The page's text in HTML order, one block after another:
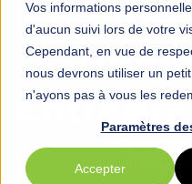
Vos informations
d'aucun suivi lors de votre
Cependant, en vue de
nous devrons utiliser un
n'ayons pas à vous les
Paramètres
Accepter
Le Blog